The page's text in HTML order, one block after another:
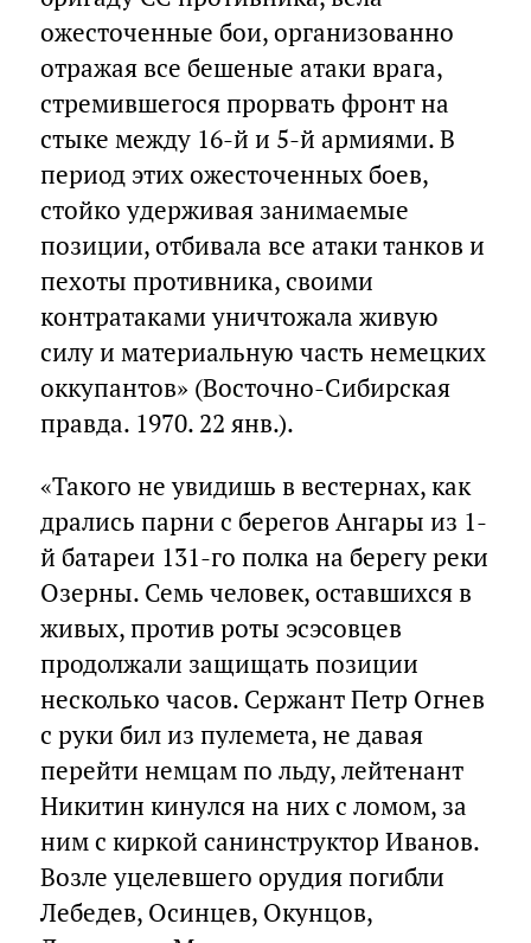
ожесточенные бои, организованно
отражая все бешеные атаки врага,
стремившегося прорвать фронт на
стыке между 16-й и 5-й армиями. В
период этих ожесточенных боев,
стойко удерживая занимаемые
позиции, отбивала все атаки танков и
пехоты противника, своими
контратаками уничтожала живую
силу и материальную часть немецких
оккупантов» (Восточно-Сибирская
правда. 1970. 22 янв.).
«Такого не увидишь в вестернах, как
дрались парни с берегов Ангары из 1-
й батареи 131-го полка на берегу реки
Озерны. Семь человек, оставшихся в
живых, против роты эсэсовцев
продолжали защищать позиции
несколько часов. Сержант Петр Огнев
с руки бил из пулемета, не давая
перейти немцам по льду, лейтенант
Никитин кинулся на них с ломом, за
ним с киркой санинструктор Иванов.
Возле уцелевшего орудия погибли
Лебедев, Осинцев, Окунцов,